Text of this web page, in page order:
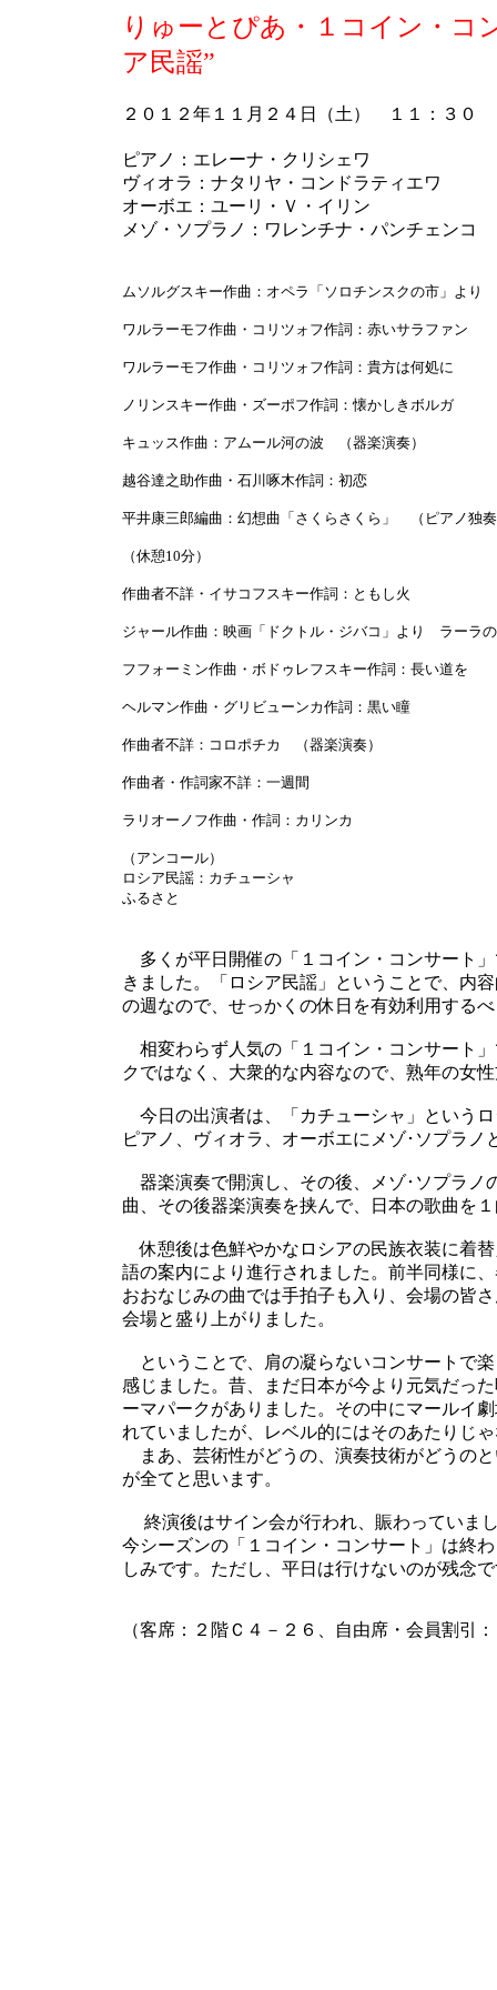
りゅーとぴあ・１コイン・
ア民謡”
２０１２年１１月２４日（土） １１：３
ピアノ：エレーナ・クリシェワ
ヴィオラ：ナタリヤ・コンドラティエワ
オーボエ：ユーリ・Ｖ・イリン
メゾ・ソプラノ：ワレンチナ・パンチェンコ
ムソルグスキー作曲：オペラ「ソロチンスクの市」よ
ワルラーモフ作曲・コリツォフ作詞：赤いサラファン
ワルラーモフ作曲・コリツォフ作詞：貴方は何処に
ノリンスキー作曲・ズーポフ作詞：懐かしきボルガ
キュッス作曲：アムール河の波 （器楽演奏）
越谷達之助作曲・石川啄木作詞：初恋
平井康三郎編曲：幻想曲「さくらさくら」 （ピアノ独
（休憩10分）
作曲者不詳・イサコフスキー作詞：ともし火
ジャール作曲：映画「ドクトル・ジバコ」より ラーラ
フフォーミン作曲・ボドゥレフスキー作詞：長い道を
ヘルマン作曲・グリビューンカ作詞：黒い瞳
作曲者不詳：コロポチカ （器楽演奏）
作曲者・作詞家不詳：一週間
ラリオーノフ作曲・作詞：カリンカ
（アンコール）
ロシア民謡：カチューシャ
ふるさと
多くが平日開催の「１コイン・コンサート
きました。「ロシア民謡」ということで、内
の週なので、せっかくの休日を有効利用する
相変わらず人気の「１コイン・コンサート
クではなく、大衆的な内容なので、熟年の女
今日の出演者は、「カチューシャ」という
ピアノ、ヴィオラ、オーボエにメゾ･ソプラノ
器楽演奏で開演し、その後、メゾ･ソプラノ
曲、その後器楽演奏を挟んで、日本の歌曲を
休憩後は色鮮やかなロシアの民族衣装に着
語の案内により進行されました。前半同様に
おおなじみの曲では手拍子も入り、会場の皆
会場と盛り上がりました。
ということで、肩の凝らないコンサートで
感じました。昔、まだ日本が今より元気だっ
ーマパークがありました。その中にマールイ
れていましたが、レベル的にはそのあたりじ
まあ、芸術性がどうの、演奏技術がどうの
が全てと思います。
終演後はサイン会が行われ、賑わっていま
今シーズンの「１コイン・コンサート」は終
しみです。ただし、平日は行けないのが残念
（客席：２階Ｃ４－２６、自由席・会員割引